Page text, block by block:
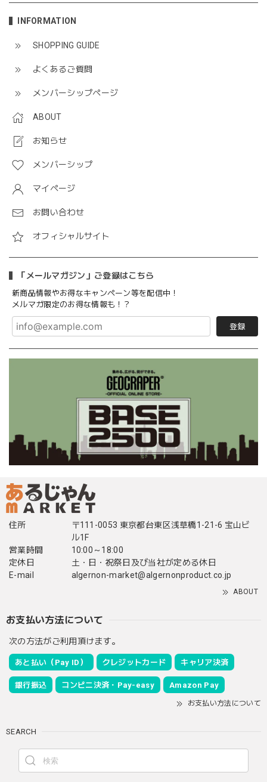
INFORMATION
SHOPPING GUIDE
よくあるご質問
メンバーシップページ
ABOUT
お知らせ
メンバーシップ
マイページ
お問い合わせ
オフィシャルサイト
「メールマガジン」ご登録はこちら
新商品情報やお得なキャンペーン等を配信中！
メルマガ限定のお得な情報も！？
登録
住所
〒111-0053 東京都台東区浅草橋1-21-6 宝山ビ
ル1F
営業時間
10:00～18:00
定休日
土・日・祝祭日及び当社が定める休日
E-mail
algernon-market@algernonproduct.co.jp
ABOUT
お支払い方法について
次の方法がご利用頂けます。
あと払い（Pay ID） クレジットカード キャリア決済
銀行振込 コンビニ決済・Pay-easy Amazon Pay
お支払い方法について
SEARCH